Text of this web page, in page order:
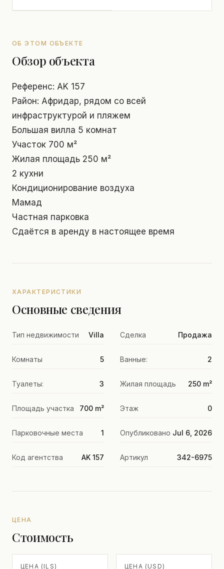
ОБ ЭТОМ ОБЪЕКТЕ
Обзор объекта
Референс: AK 157
Район: Афридар, рядом со всей
инфраструктурой и пляжем
Большая вилла 5 комнат
Участок 700 м²
Жилая площадь 250 м²
2 кухни
Кондиционирование воздуха
Мамад
Частная парковка
Сдаётся в аренду в настоящее время
ХАРАКТЕРИСТИКИ
Основные сведения
Тип недвижимости Villa Сделка Продажа
Комнаты 5 Ванные: 2
Туалеты: 3 Жилая площадь 250 m²
Площадь участка 700 m² Этаж 0
Парковочные места 1 Опубликовано Jul 6, 2026
Код агентства AK 157 Артикул 342-6975
ЦЕНА
Стоимость
ЦЕНА (ILS) ЦЕНА (USD)